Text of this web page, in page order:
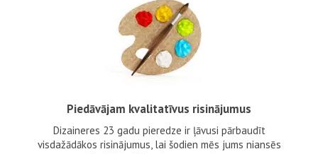
Piedāvājam kvalitatīvus risinājumus
Dizaineres 23 gadu pieredze ir ļāvusi pārbaudīt
visdažādākos risinājumus, lai šodien mēs jums niansēs